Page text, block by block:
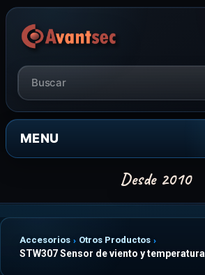
MENU
Accesorios Otros Productos
STW307 Sensor de viento y temperatura